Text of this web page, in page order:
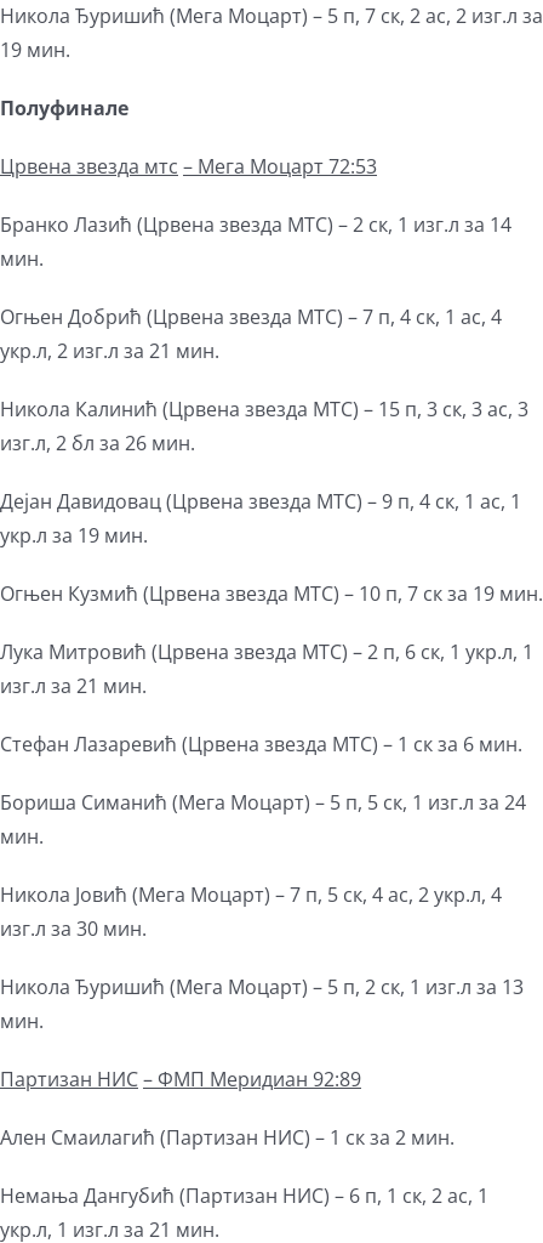
Никола Ђуришић (Мега Моцарт) – 5 п, 7 ск, 2 ас, 2 изг.л за
19 мин.
Полуфинале
Црвена звезда мтс – Мега Моцарт 72:53
Бранко Лазић (Црвена звезда МТС) – 2 ск, 1 изг.л за 14
мин.
Огњен Добрић (Црвена звезда МТС) – 7 п, 4 ск, 1 ас, 4
укр.л, 2 изг.л за 21 мин.
Никола Калинић (Црвена звезда МТС) – 15 п, 3 ск, 3 ас, 3
изг.л, 2 бл за 26 мин.
Дејан Давидовац (Црвена звезда МТС) – 9 п, 4 ск, 1 ас, 1
укр.л за 19 мин.
Огњен Кузмић (Црвена звезда МТС) – 10 п, 7 ск за 19 мин.
Лука Митровић (Црвена звезда МТС) – 2 п, 6 ск, 1 укр.л, 1
изг.л за 21 мин.
Стефан Лазаревић (Црвена звезда МТС) – 1 ск за 6 мин.
Бориша Симанић (Мега Моцарт) – 5 п, 5 ск, 1 изг.л за 24
мин.
Никола Јовић (Мега Моцарт) – 7 п, 5 ск, 4 ас, 2 укр.л, 4
изг.л за 30 мин.
Никола Ђуришић (Мега Моцарт) – 5 п, 2 ск, 1 изг.л за 13
мин.
Партизан НИС– ФМП Меридиан 92:89
Ален Смаилагић (Партизан НИС) – 1 ск за 2 мин.
Немања Дангубић (Партизан НИС) – 6 п, 1 ск, 2 ас, 1
укр.л, 1 изг.л за 21 мин.